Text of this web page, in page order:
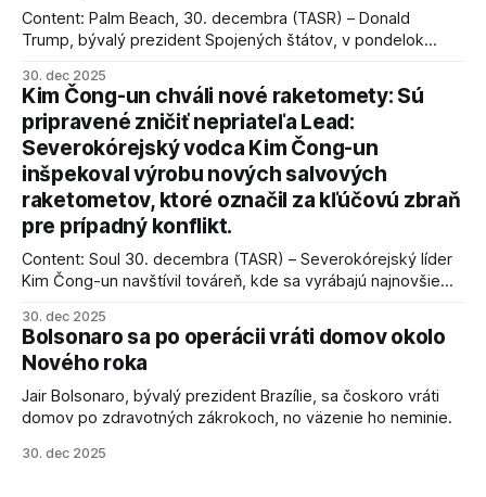
Content: Palm Beach, 30. decembra (TASR) – Donald
Trump, bývalý prezident Spojených štátov, v pondelok
kľúčové pre úspešné dosiahnutie prímeria v Gaze. Agentúra
AFP informuje, že Trump vyjadril presvedčenie, že Izrael plní
podmienky dohody o prí
30. dec 2025
Kim Čong-un chváli nové raketomety: Sú
pripravené zničiť nepriateľa Lead:
Severokórejský vodca Kim Čong-un
inšpekoval výrobu nových salvových
raketometov, ktoré označil za kľúčovú zbraň
pre prípadný konflikt.
Content: Soul 30. decembra (TASR) – Severokórejský líder
Kim Čong-un navštívil továreň, kde sa vyrábajú najnovšie
schopnosti. Informovali o tom štátne médiá KĽDR, na ktoré
sa odvoláva agentúra AFP.
30. dec 2025
Bolsonaro sa po operácii vráti domov okolo
Nového roka
Jair Bolsonaro, bývalý prezident Brazílie, sa čoskoro vráti
domov po zdravotných zákrokoch, no väzenie ho neminie.
30. dec 2025